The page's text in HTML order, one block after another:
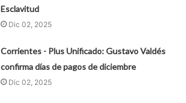
Esclavitud
Dic 02, 2025
Corrientes - Plus Unificado: Gustavo Valdés
confirma días de pagos de diciembre
Dic 02, 2025